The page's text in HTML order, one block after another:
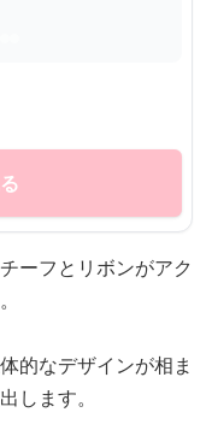
ーフとリボンがアク
的なデザインが相ま
します。